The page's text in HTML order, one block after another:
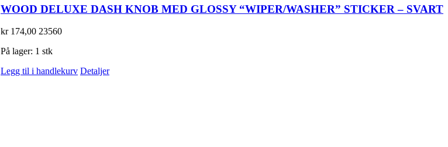
WOOD DELUXE DASH KNOB MED GLOSSY “WIPER/WASHER” STICKER – SVART
kr174,00 23560
På lager: 1 stk
Legg til i handlekurv Detaljer